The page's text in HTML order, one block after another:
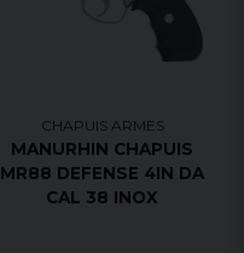
CHAPUIS ARMES
MANURHIN CHAPUIS
MR88 DEFENSE 4IN DA
CAL 38 INOX